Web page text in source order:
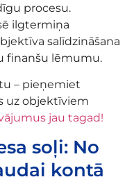
procesu.
ilgtermiņa
salīdzināšana
finanšu lēmumu.
– pieņemiet
uz objektīviem
jau tagad!
soļi: No
kontā